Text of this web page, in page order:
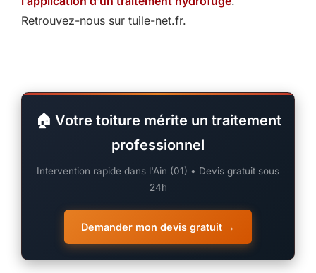
Retrouvez-nous sur tuile-net.fr.
🏠 Votre toiture mérite un traitement
professionnel
Intervention rapide dans l'Ain (01) • Devis gratuit sous
24h
Demander mon devis gratuit →